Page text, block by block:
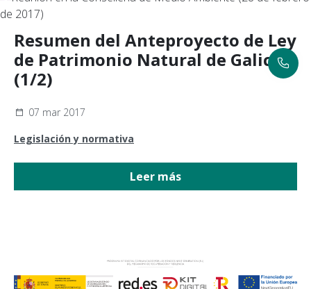
Resumen del Anteproyecto de Ley
de Patrimonio Natural de Galicia
(1/2)
07 mar 2017
Legislación y normativa
Leer más